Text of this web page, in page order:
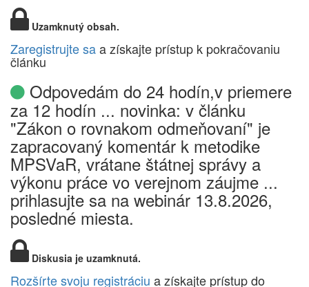
Uzamknutý obsah.
Zaregistrujte saa získajte prístup k pokračovaniu
článku
Odpovedám do 24 hodín,v priemere
za 12 hodín ... novinka: v článku
"Zákon o rovnakom odmeňovaní" je
zapracovaný komentár k metodike
MPSVaR, vrátane štátnej správy a
výkonu práce vo verejnom záujme ...
prihlasujte sa na webinár 13.8.2026,
posledné miesta.
Diskusia je uzamknutá.
Rozšírte svoju registráciu a získajte prístup do